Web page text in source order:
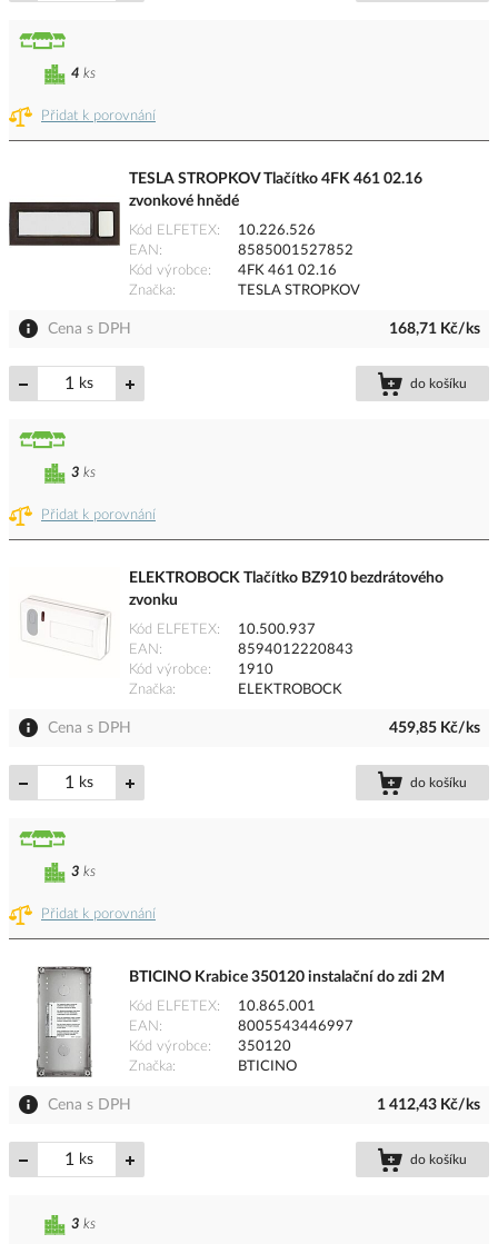
Přidat k porovnání
4 ks
TESLA STROPKOV Tlačítko 4FK 461 02.16
zvonkové hnědé
Kód ELFETEX
10.226.526
EAN
8585001527852
Kód výrobce
4FK 461 02.16
Značka
TESLA STROPKOV
Cena s DPH 168,71 Kč/ks
ks do košíku
Přidat k porovnání
3 ks
ELEKTROBOCK Tlačítko BZ910 bezdrátového
zvonku
Kód ELFETEX
10.500.937
EAN
8594012220843
Kód výrobce
1910
Značka
ELEKTROBOCK
Cena s DPH 459,85 Kč/ks
ks do košíku
Přidat k porovnání
3 ks
BTICINO Krabice 350120 instalační do zdi 2M
Kód ELFETEX
10.865.001
EAN
8005543446997
Kód výrobce
350120
Značka
BTICINO
Cena s DPH 1 412,43 Kč/ks
ks do košíku
3 ks